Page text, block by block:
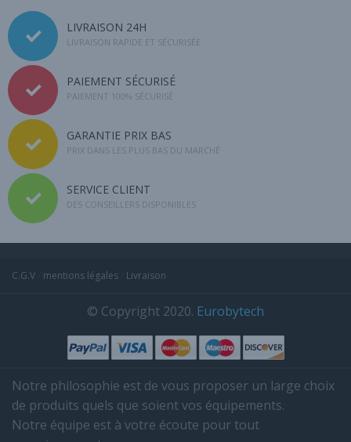
LIVRAISON 24H
LIVRAISON RAPIDE ET SÉCURISÉE
PAIEMENT SÉCURISÉ
PAIEMENT 100% SÉCURISÉ
GARANTIE PRIX BAS
PRIX DANS LES PLUS BAS DU MARCHÉ
SERVICE CLIENT
DES CONSEILLERS DISPONIBLES
C.G.V mentions légales Livraison
© Copyright 2020. Eurobytech
Notre philosophie est de vous proposer un large choix
de produits quels que soient vos équipements.
Notre équipe est à votre écoute pour tout